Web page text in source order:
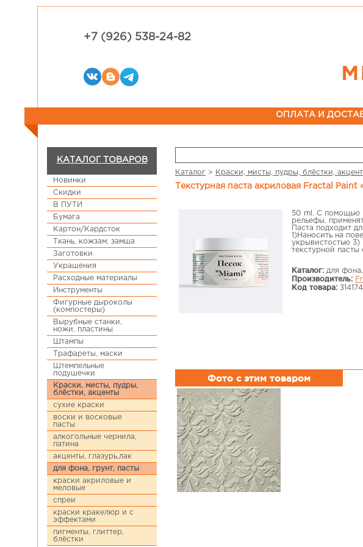
+7 (926) 538-24-82
ОПЛАТА И
КАТАЛОГ ТОВАРОВ
Новинки
Скидки
В ПУТИ
Бумага
Картон/Кардсток
Ткань, кожзам, замша
Заготовки
Украшения
Расходные материалы
Инструменты
Фигурные дыроколы
(компостеры)
Вырубные станки,
ножи, пластины
Штампы
Трафареты, маски
Штемпельные
подушечки
Краски, мисты, пудры,
блёстки, акценты
сухие краски
воски и восковые
пасты
алкогольные чернила,
патина
акценты, глазурь,лак
для фона, грунт, пасты
краски акриловые и
меловые
спреи
краски кракелюр и с
эффектами
пигменты, глиттер,
блёстки
Каталог > Краски, мисты, пудры, блёстки,
Текстурная паста акриловая Fractal Paint
50 ml. С помощью
рельефы,
Паста подходит
1)Наносить на
укрывистостью 3)
текстурной
Каталог: для
Производитель:
Код товара: 314174
Фото с этим товаром